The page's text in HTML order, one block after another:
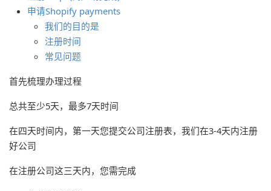
申请Shopify payments
我们的目的是
注册时间
常见问题
首先梳理办理过程
总共至少5天，最多7天时间
在四天时间内，第一天您提交公司注册表，我们在3-4天内注册
好公司
在注册公司这三天内，您需完成